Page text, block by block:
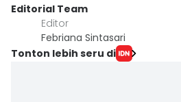
Editorial Team
Editor
Febriana Sintasari
Tonton lebih seru di